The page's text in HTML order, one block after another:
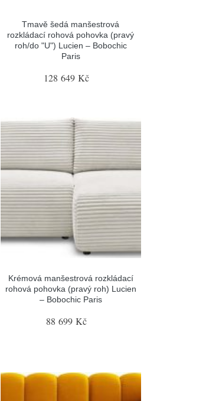
Tmavě šedá manšestrová
rozkládací rohová pohovka (pravý
roh/do "U") Lucien – Bobochic
Paris
128 649 Kč
Krémová manšestrová rozkládací
rohová pohovka (pravý roh) Lucien
– Bobochic Paris
88 699 Kč